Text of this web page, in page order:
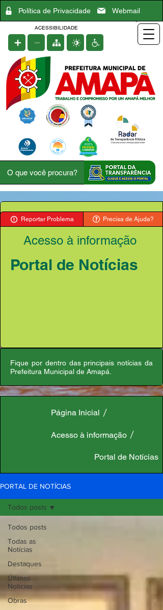
Política de Privacidade Webmail
ACESSIBILIDADE
Reportar Problema Precisa de Ajuda?
Acesso à informação
Portal de Notícias
Fique por dentro das principais notícias da
Prefeitura Municipal de Amapá.
Página Inicial
Acesso à informação
Portal de Notícias
PORTAL DE NOTÍCIAS
Todos posts
Todas as
Notícias
Destaques
Últimas
Notícias
Obras
Todos posts